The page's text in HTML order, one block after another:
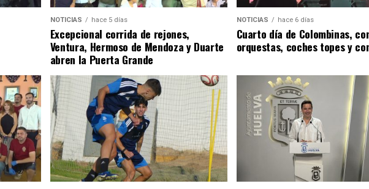
NOTICIAS hace 5 días
Excepcional corrida de rejones,
Ventura, Hermoso de Mendoza y Duarte
abren la Puerta Grande
NOTICIAS hace 6 días
Cuarto día de Colombinas,
orquestas, coches topes y